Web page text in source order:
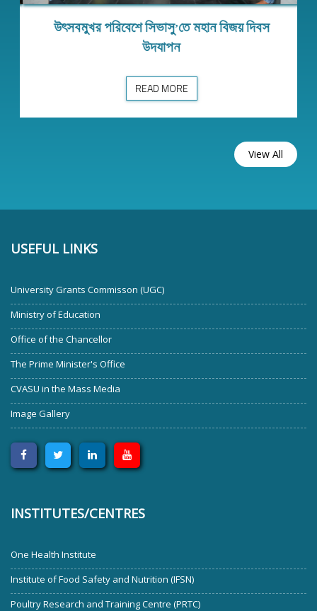
উৎসবমুখর পরিবেশে সিভাসু’তে মহান বিজয় দিবস উদযাপন
উৎসবমুখর পরিবেশে সিভাসু’তে মহান বিজয় দিবস
উদযাপন
READ MORE
View All
USEFUL LINKS
University Grants Commisson (UGC)
Ministry of Education
Office of the Chancellor
The Prime Minister's Office
CVASU in the Mass Media
Image Gallery
INSTITUTES/CENTRES
One Health Institute
Institute of Food Safety and Nutrition (IFSN)
Poultry Research and Training Centre (PRTC)